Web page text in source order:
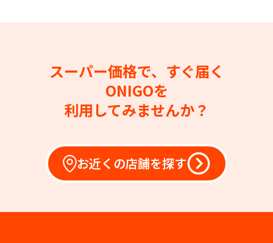
スーパー価格で、すぐ届く
ONIGOを
利用してみませんか？
お近くの店舗を探す